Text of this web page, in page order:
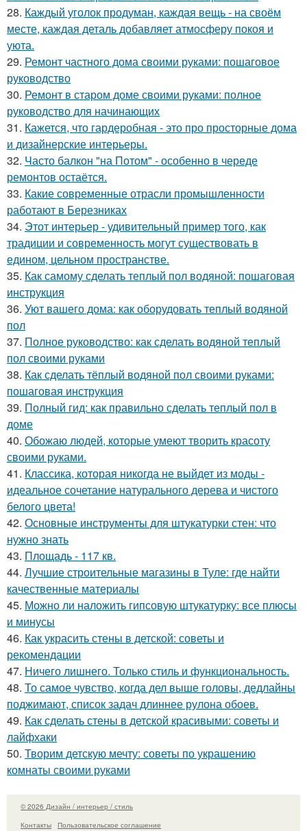
28. Каждый уголок продуман, каждая вещь - на своём
месте, каждая деталь добавляет атмосферу покоя и
уюта.
29. Ремонт частного дома своими руками: пошаговое
руководство
30. Ремонт в старом доме своими руками: полное
руководство для начинающих
31. Кажется, что гардеробная - это про просторные дома
и дизайнерские интерьеры.
32. Часто балкон "на Потом" - особенно в череде
ремонтов остаётся.
33. Какие современные отрасли промышленности
работают в Березниках
34. Этот интерьер - удивительный пример того, как
традиции и современность могут существовать в
едином, цельном пространстве.
35. Как самому сделать теплый пол водяной: пошаговая
инструкция
36. Уют вашего дома: как оборудовать теплый водяной
пол
37. Полное руководство: как сделать водяной теплый
пол своими руками
38. Как сделать тёплый водяной пол своими руками:
пошаговая инструкция
39. Полный гид: как правильно сделать теплый пол в
доме
40. Обожаю людей, которые умеют творить красоту
своими руками.
41. Классика, которая никогда не выйдет из моды -
идеальное сочетание натурального дерева и чистого
белого цвета!
42. Основные инструменты для штукатурки стен: что
нужно знать
43. Площадь - 117 кв.
44. Лучшие строительные магазины в Туле: где найти
качественные материалы
45. Можно ли наложить гипсовую штукатурку: все плюсы
и минусы
46. Как украсить стены в детской: советы и
рекомендации
47. Ничего лишнего. Только стиль и функциональность.
48. То самое чувство, когда дел выше головы, дедлайны
поджимают, список задач длиннее рулона обоев.
49. Как сделать стены в детской красивыми: советы и
лайфхаки
50. Творим детскую мечту: советы по украшению
комнаты своими руками
© 2026 Дизайн / интерьер / стиль
Контакты
Пользовательское соглашение